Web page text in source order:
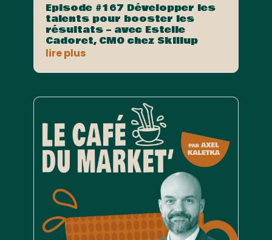
Episode #167 Développer les
talents pour booster les
résultats – avec Estelle
Cadoret, CMO chez Skillup
lire plus